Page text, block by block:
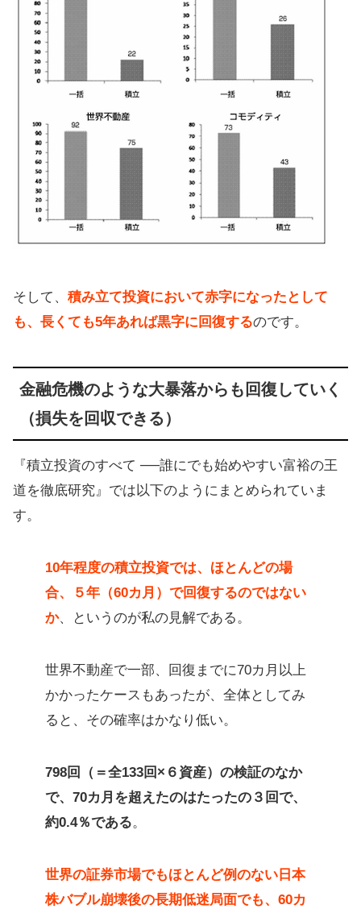
そして、 積み立て投資において赤字になったとして
も、長くても5年あれば黒字に回復するのです。
金融危機のような大暴落からも回復していく
（損失を回収できる）
『積立投資のすべて ──誰にでも始めやすい富裕の王
道を徹底研究』では以下のようにまとめられていま
す。
10年程度の積立投資では、ほとんどの場
合、５年（60カ月）で回復するのではない
か、というのが私の見解である。
世界不動産で一部、回復までに70カ月以上
かかったケースもあったが、全体としてみ
ると、その確率はかなり低い。
798回（＝全133回×６資産）の検証のなか
で、70カ月を超えたのはたったの３回で、
約0.4％である。
世界の証券市場でもほとんど例のない日本
株バブル崩壊後の長期低迷局面でも、60カ